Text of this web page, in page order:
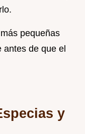
pequeñas
de que el
y